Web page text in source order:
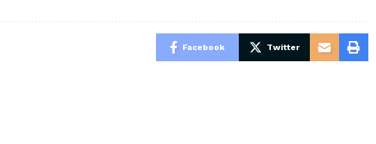
Facebook Twitter